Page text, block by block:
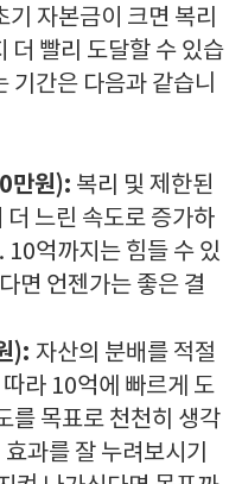
자본금이 크면 복리
더 빨리 도달할 수 있습
기간은 다음과 같습니
만원): 복리 및 제한된
더 느린 속도로 증가하
10억까지는 힘들 수 있
면 언젠가는 좋은 결
): 자산의 분배를 적절
라 10억에 빠르게 도
를 목표로 천천히 생각
과를 잘 누려보시기